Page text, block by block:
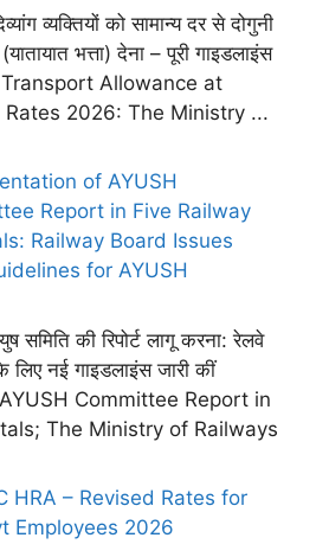
व्यक्तियों को सामान्य दर से दोगुनी
भत्ता) देना – पूरी गाइडलाइंस
Transport Allowance at
2026: The Ministry ...
of AYUSH
Report in Five Railway
Railway Board Issues
for AYUSH
समिति की रिपोर्ट लागू करना: रेलवे
लिए नई गाइडलाइंस जारी कीं
Committee Report in
The Ministry of Railways
HRA – Revised Rates for
Employees 2026